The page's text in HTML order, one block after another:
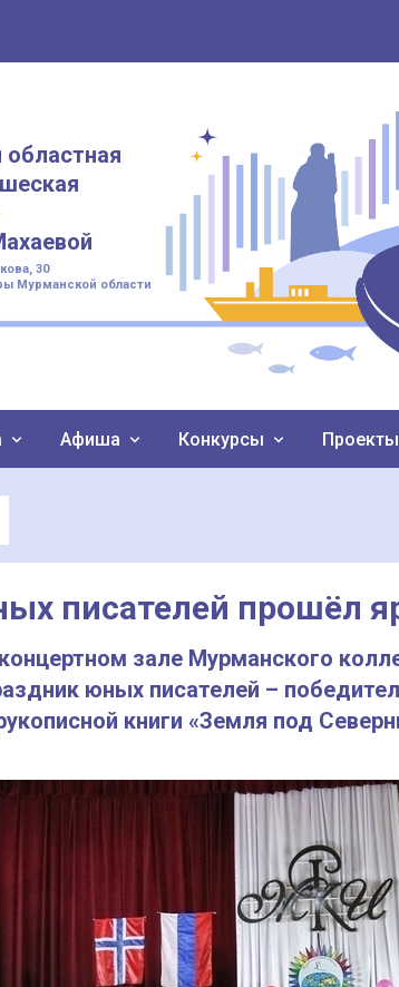
30
Мурманской области
Афиша Конкурсы Проекты
писателей прошёл
зале Мурманского
юных писателей –
книги «Земля под